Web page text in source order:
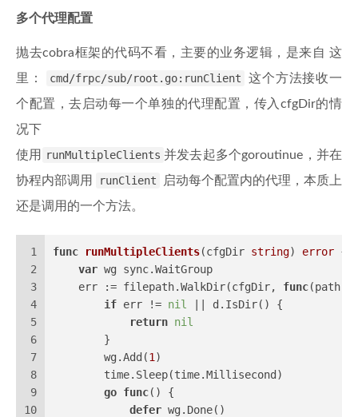
多个代理配置
抛去cobra框架的代码不看，主要的业务逻辑，是来自 这
里：
cmd/frpc/sub/root.go:runClient
这个方法接收一
个配置，去启动每一个单独的代理配置，传入cfgDir的情
况下
使用
runMultipleClients 并发去起多个goroutinue，并在
协程内部调用
runClient
启动每个配置内的代理，本质上
还是调用的一个方法。
1
2
3
4
5
6
7
8
9
10
func runMultipleClients(cfgDir string) error {
var wg sync.WaitGroup
    err := filepath.WalkDir(cfgDir,
func(path
if err != nil
|| d.IsDir() {
return nil
        }
        wg.Add(
1 )
        time.Sleep(time.Millisecond)
go func()
{
defer wg.Done()